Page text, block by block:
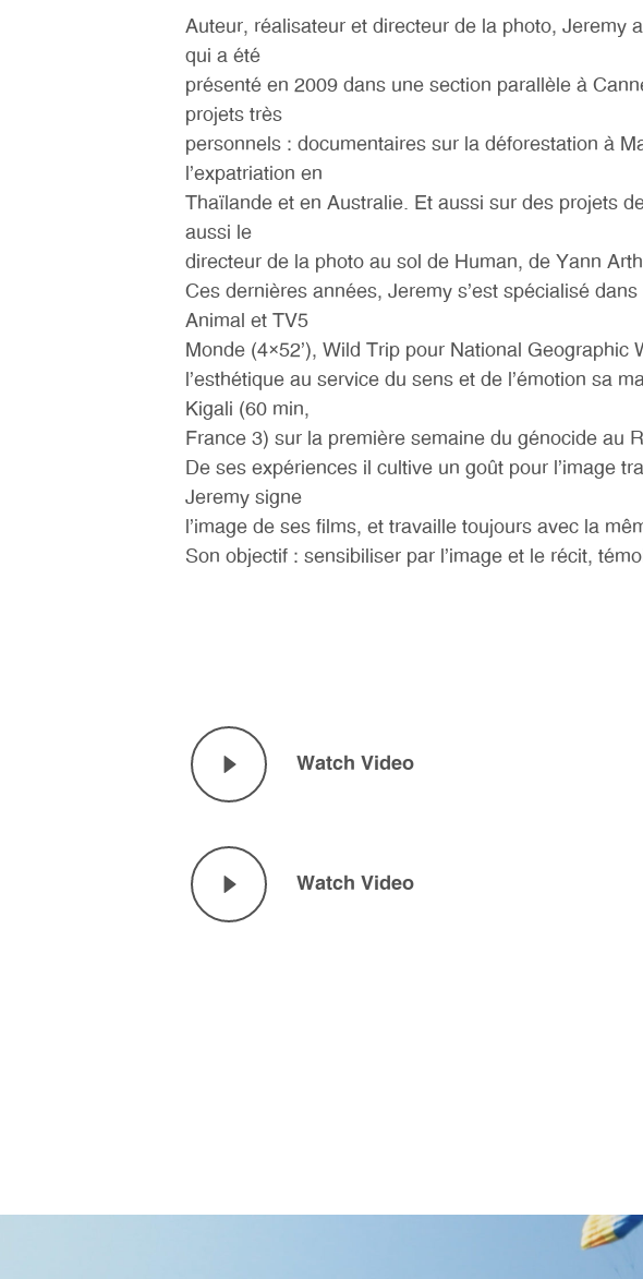
Auteur, réalisateur et directeur de la photo, Jeremy
qui a été
présenté en 2009 dans une section parallèle à
projets très
personnels : documentaires sur la déforestation à
l’expatriation en
Thaïlande et en Australie. Et aussi sur des projets
aussi le
directeur de la photo au sol de Human, de Yann
Ces dernières années, Jeremy s’est spécialisé
Animal et TV5
Monde (4×52’), Wild Trip pour National
l’esthétique au service du sens et de l’émotion sa
Kigali (60 min,
France 3) sur la première semaine du génocide au
De ses expériences il cultive un goût pour l’image
Jeremy signe
l’image de ses films, et travaille toujours avec la
Son objectif : sensibiliser par l’image et le récit,
Watch Video
Watch Video